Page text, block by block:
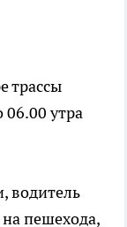
трассы
06.00 утра
водитель
пешехода,